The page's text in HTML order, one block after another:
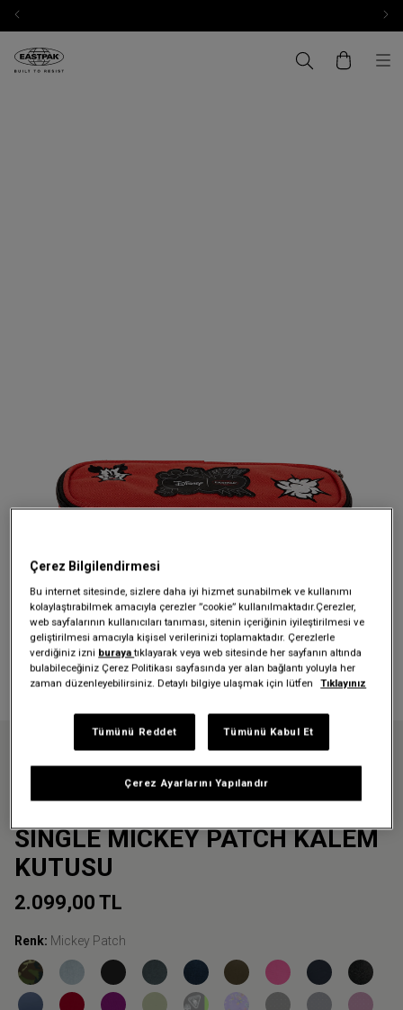
DISNEY X EASTPAK OVAL
SINGLE MICKEY PATCH KALEM
KUTUSU
2.099,00 TL
Renk: Mickey Patch
Çerez Bilgilendirmesi
Bu internet sitesinde, sizlere daha iyi hizmet sunabilmek ve kullanımı
kolaylaştırabilmek amacıyla çerezler ”cookie” kullanılmaktadır.Çerezler,
web sayfalarının kullanıcıları tanıması, sitenin içeriğinin iyileştirilmesi ve
geliştirilmesi amacıyla kişisel verilerinizi toplamaktadır. Çerezlerle
verdiğiniz izni burayatıklayarak veya web sitesinde her sayfanın altında
bulabileceğiniz Çerez Politikası sayfasında yer alan bağlantı yoluyla her
zaman düzenleyebilirsiniz. Detaylı bilgiye ulaşmak için lütfen
Tıklayınız
Çerez Ayarlarını Yapılandır
Tümünü Reddet Tümünü Kabul Et